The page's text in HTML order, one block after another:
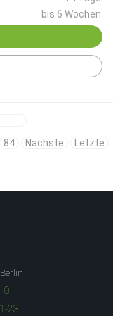
bis 6 Wochen
84 Nächste Letzte
0
23